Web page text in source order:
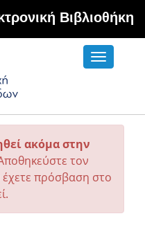
Βιβλιοθήκη
Toggle
ακόμα στην
τον
πρόσβαση στο